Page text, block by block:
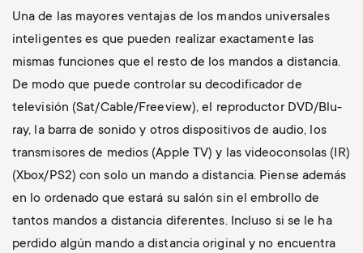
Una de las mayores ventajas de los mandos universales
inteligentes es que pueden realizar exactamente las
mismas funciones que el resto de los mandos a distancia.
De modo que puede controlar su decodificador de
televisión (Sat/Cable/Freeview), el reproductor DVD/Blu-
ray, la barra de sonido y otros dispositivos de audio, los
transmisores de medios (Apple TV) y las videoconsolas (IR)
(Xbox/PS2) con solo un mando a distancia. Piense además
en lo ordenado que estará su salón sin el embrollo de
tantos mandos a distancia diferentes. Incluso si se le ha
perdido algún mando a distancia original y no encuentra